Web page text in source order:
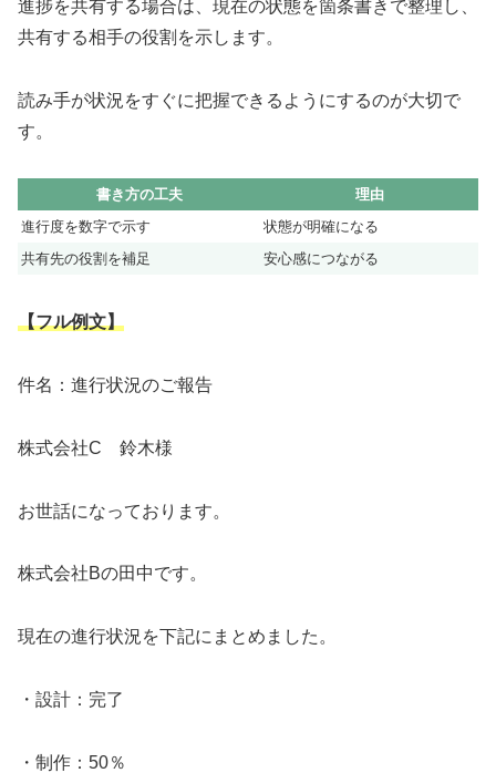
進捗を共有する場合は、現在の状態を箇条書きで整理し、
共有する相手の役割を示します。
読み手が状況をすぐに把握できるようにするのが大切で
す。
書き方の工夫
理由
進行度を数字で示す
状態が明確になる
共有先の役割を補足
安心感につながる
【フル例文】
件名：進行状況のご報告
株式会社C 鈴木様
お世話になっております。
株式会社Bの田中です。
現在の進行状況を下記にまとめました。
・設計：完了
・制作：50％